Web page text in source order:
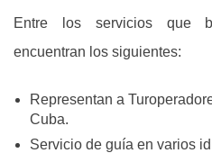
Entre los servicios que
encuentran los siguientes:
Representan a
Cuba.
Servicio de guía en varios